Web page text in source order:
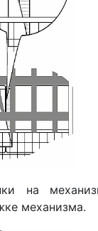
на
механизма.